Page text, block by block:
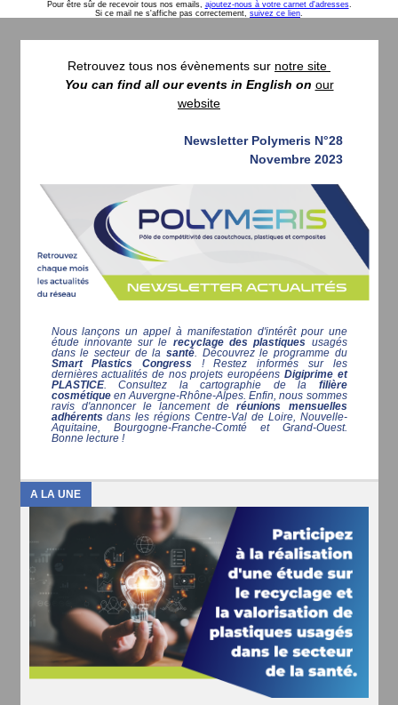
Pour être sûr de recevoir tous nos emails, ajoutez-nous à votre carnet d'adresses.
Si ce mail ne s'affiche pas correctement, suivez ce lien.
Retrouvez tous nos évènements sur notre site
You can find all our events in English on our
website
Newsletter Polymeris N°28
Novembre 2023
Nous lançons un appel à manifestation d'intérêt pour une
étude innovante sur le recyclage des plastiques usagés
dans le secteur de la santé. Découvrez le programme du
Smart Plastics Congress ! Restez informés sur les
dernières actualités de nos projets européens Digiprime et
PLASTICE. Consultez la cartographie de la filière
cosmétique en Auvergne-Rhône-Alpes. Enfin, nous sommes
ravis d'annoncer le lancement deréunions mensuelles
adhérentsdans les régions Centre-Val de Loire, Nouvelle-
Aquitaine, Bourgogne-Franche-Comté et Grand-Ouest.
Bonne lecture !
A LA UNE